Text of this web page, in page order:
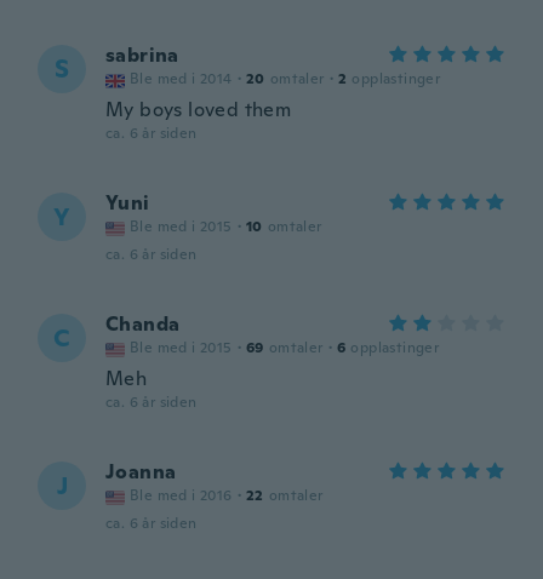
S sabrina
Ble med i 2014 · 20 omtaler · 2 opplastinger
My boys loved them
ca. 6 år siden
Y Yuni
Ble med i 2015 · 10 omtaler
ca. 6 år siden
C Chanda
Ble med i 2015 · 69 omtaler · 6 opplastinger
Meh
ca. 6 år siden
J Joanna
Ble med i 2016 · 22 omtaler
ca. 6 år siden